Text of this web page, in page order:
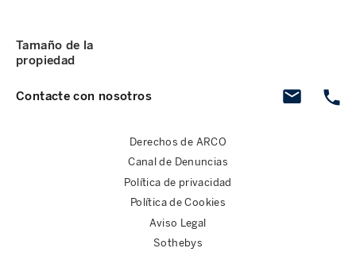
Contacte con nosotros
Tamaño de la
propiedad
Derechos de ARCO
Canal de Denuncias
Política de privacidad
Política de Cookies
Aviso Legal
Sothebys